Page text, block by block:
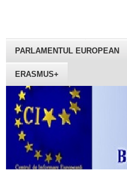
PARLAMENTUL EUROPEAN
ERASMUS+